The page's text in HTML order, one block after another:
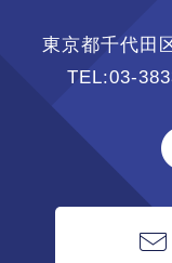
東京都千代田
TEL:03-